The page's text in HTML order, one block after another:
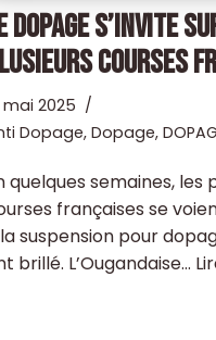
DOPAGE S’INVITE
COURSES
mai 2025
Dopage, Dopage,
quelques semaines, les
françaises se
suspension pour
brillé. L’Ougandaise…